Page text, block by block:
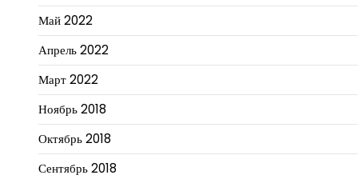
Май 2022
Апрель 2022
Март 2022
Ноябрь 2018
Октябрь 2018
Сентябрь 2018